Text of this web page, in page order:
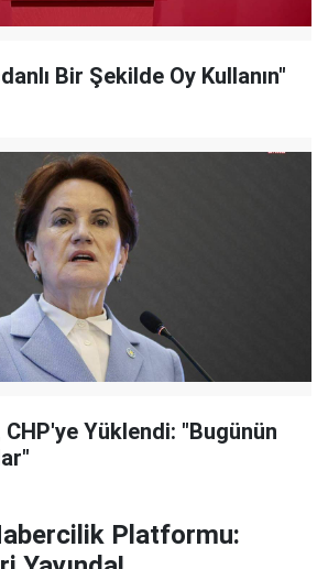
Bir Şekilde Oy Kullanın"
Yüklendi: "Bugünün
Platformu: